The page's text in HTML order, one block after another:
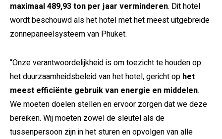
maximaal 489,93 ton per jaar verminderen. Dit hotel
wordt beschouwd als het hotel met het meest uitgebreide
zonnepaneelsysteem van Phuket.
“Onze verantwoordelijkheid is om toezicht te houden op
het duurzaamheidsbeleid van het hotel, gericht op het
meest efficiënte gebruik van energie en middelen.
We moeten doelen stellen en ervoor zorgen dat we deze
bereiken. Wij moeten zowel de sleutel als de
tussenpersoon zijn in het sturen en opvolgen van alle